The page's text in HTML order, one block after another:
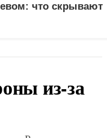
что скрывают
из-за